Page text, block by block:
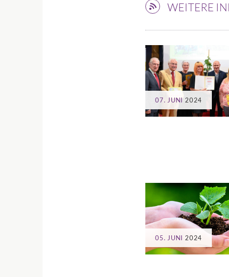
WEITERE
07. JUNI 2024
05. JUNI 2024